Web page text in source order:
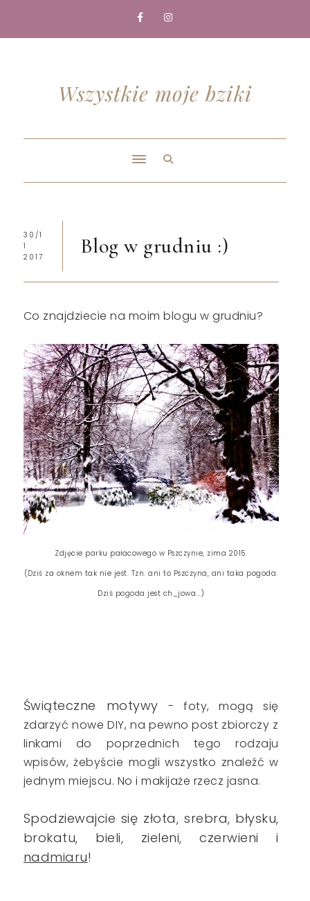
Wszystkie moje bziki
30/1
1
2017
Blog w grudniu :)
Co znajdziecie na moim blogu w grudniu?
Zdjęcie parku pałacowego w Pszczynie, zima 2015.
(Dziś za oknem tak nie jest. Tzn. ani to Pszczyna, ani taka pogoda.
Dziś pogoda jest ch_jowa...)
Świąteczne motywy - foty, mogą się
zdarzyć nowe DIY, na pewno post zbiorczy z
linkami do poprzednich tego rodzaju
wpisów, żebyście mogli wszystko znaleźć w
jednym miejscu. No i makijaże rzecz jasna.
Spodziewajcie się złota, srebra, błysku,
brokatu, bieli, zieleni, czerwieni i
nadmiaru!